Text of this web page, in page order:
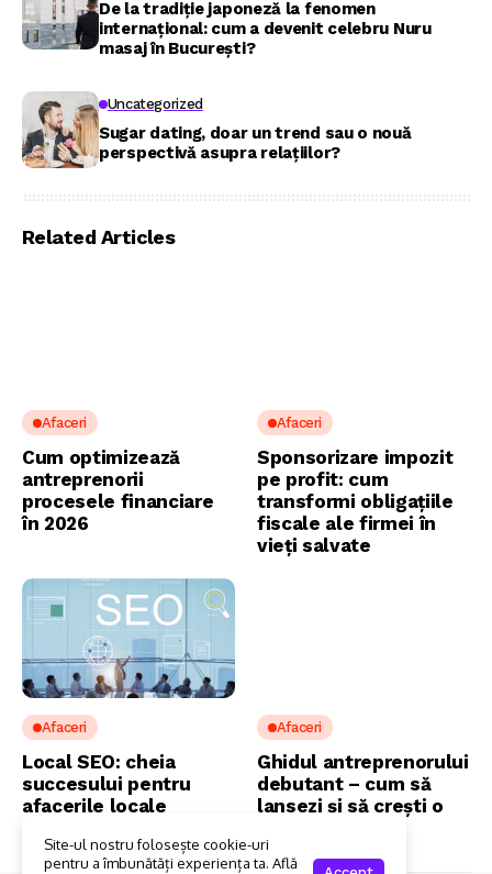
De la tradiție japoneză la fenomen
internațional: cum a devenit celebru Nuru
masaj în București?
Uncategorized
Sugar dating, doar un trend sau o nouă
perspectivă asupra relațiilor?
Related Articles
Afaceri
Cum optimizează
antreprenorii
procesele financiare
în 2026
Afaceri
Sponsorizare impozit
pe profit: cum
transformi obligațiile
fiscale ale firmei în
vieți salvate
Afaceri
Local SEO: cheia
succesului pentru
afacerile locale
Afaceri
Ghidul antreprenorului
debutant – cum să
lansezi și să crești o
Site-ul nostru folosește cookie-uri
pentru a îmbunătăți experiența ta. Află